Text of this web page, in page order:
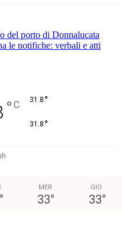
del porto di Donnalucata
le notifiche: verbali e atti
° C 31.8 °
31.8 °
°
MER
33°
GIO
33°